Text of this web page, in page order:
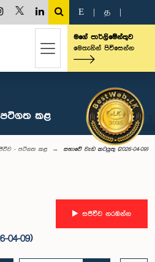
E த
මගේ පාර්ලිමේන්තුව
මෙතැනින් පිවිසෙන්න
පටිගත කළ
- පටිගත කළ සභාවේ වැඩ කටයුතු (2026-04-09)
සජීවීව නරඹන්න
09)